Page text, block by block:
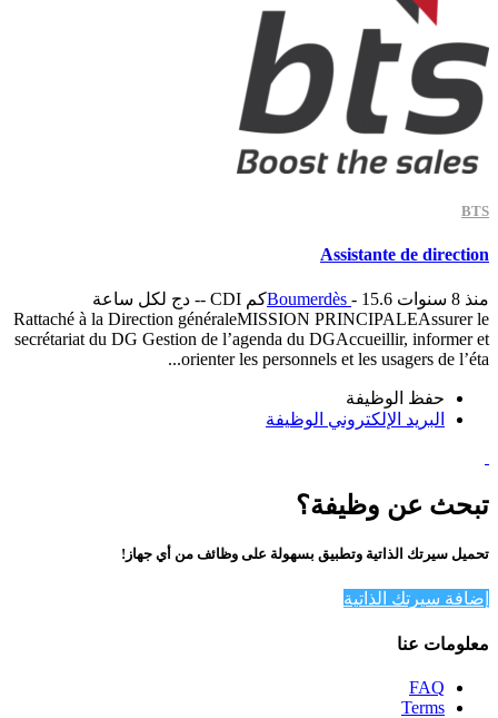
BTS
Assistante de direction
منذ 8 سنوات Boumerdès - 15.6كم CDI -- دج لكل ساعة
Rattaché à la Direction généraleMISSION PRINCIPALEAssurer le
secrétariat du DG Gestion de l’agenda du DGAccueillir, informer et
orienter les personnels et les usagers de l’éta...
حفظ الوظيفة
البريد الإلكتروني الوظيفة
تبحث عن وظيفة؟
تحميل سيرتك الذاتية وتطبيق بسهولة على وظائف من أي جهاز!
إضافة سيرتك الذاتية
معلومات عنا
FAQ
Terms